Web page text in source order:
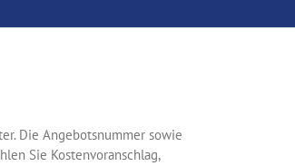
Die Angebotsnummer sowie
Sie Kostenvoranschlag,